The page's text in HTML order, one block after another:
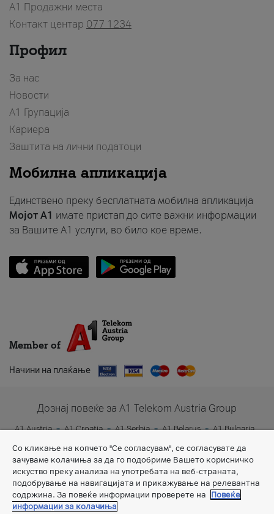
A1 Продажни места
Контакт центар 077 1234
Профил
За нас
Новости
А1 Групација
Кариера
Заштита на лични податоци
Мобилна апликација
Единствено преку бесплатната мобилна апликација
Мојот A1 имате пристап до сите важни информации
за Вашите A1 услуги, во било кое време.
Member of
Начини на плаќање
Дознај повеќе за A1 Telekom Austria Group
A1 Austria A1 Croatia A1 Serbia A1 Belarus
A1 Bulgaria
A1 Slovenia
A1 Digital
Со кликање на копчето "Се согласувам", се согласувате да
зачуваме колачиња за да го подобриме Вашето корисничко
искуство преку анализа на употребата на веб-страната,
подобрување на навигацијата и прикажување на релевантна
содржина. За повеќе информации проверете на
Повеќе
информации за колачиња